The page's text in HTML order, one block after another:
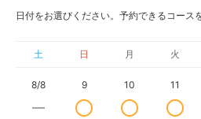
日付をお選びください。予約できるコース
土 日 月 火
8/8 9 10 11